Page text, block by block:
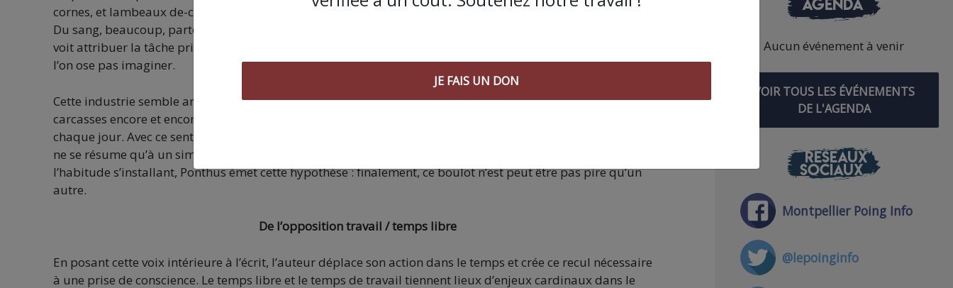
cornes, et lambeaux de-ci de-là, et une vision de l’animal dépouillé de ses parties non nobles, accessoires.
Du sang, beaucoup, partout, et une odeur de mort dont il aura du mal à se défaire. À son arrivée, l’auteur se
voit attribuer la tâche primaire de nettoyer les excréments et le sang des bêtes à une échelle industrielle que
l’on ose pas imaginer.
Cette industrie semble annuler toute réflexion sur le travail à accomplir : pousser, scier, charger des
carcasses encore et encore pour chaque ouvrie·r·e, tel·le·s des damné·e·s, recommençant leur tâche sans fin
chaque jour. Avec ce sentiment que tout cela doit se passer comme ça, et que le malheur de ces ouvrier·e·s
ne se résume qu’à un simple fatalisme. Les cadences et le rythme infernal à tenir prennent le dessus,
l’habitude s’installant, Ponthus émet cette hypothèse : finalement, ce boulot n’est peut être pas pire qu’un
autre.
De l’opposition travail / temps libre
En posant cette voix intérieure à l’écrit, l’auteur déplace son action dans le temps et crée ce recul nécessaire
à une prise de conscience. Le temps libre et le temps de travail tiennent lieux d’enjeux cardinaux dans le
Aucun événement à venir
VOIR TOUS LES ÉVÉNEMENTS
DE L'AGENDA
RÉSEAUX
SOCIAUX
Montpellier Poing Info
@lepoinginfo
JE FAIS UN DON